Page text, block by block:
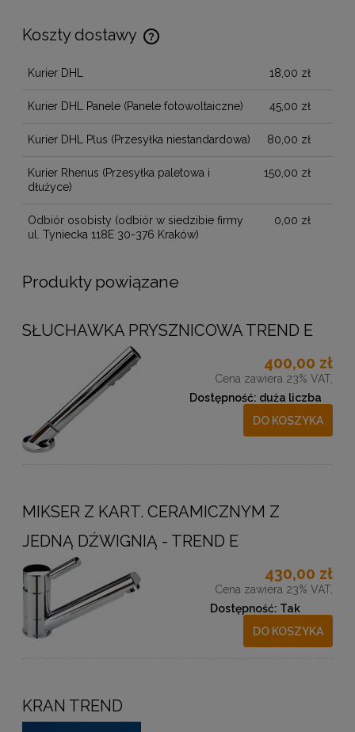
Koszty dostawy
Cena nie zawiera ewentualnych kosztów płatności
Kurier DHL 18,00 zł
Kurier DHL Panele (Panele fotowoltaiczne) 45,00 zł
Kurier DHL Plus (Przesyłka niestandardowa) 80,00 zł
Kurier Rhenus (Przesyłka paletowa i
dłużyce)
150,00 zł
Odbiór osobisty (odbiór w siedzibie firmy
ul. Tyniecka 118E 30-376 Kraków)
0,00 zł
Produkty powiązane
SŁUCHAWKA PRYSZNICOWA TREND E
400,00 zł
Cena zawiera 23% VAT,
Dostępność: duża liczba
DO KOSZYKA
MIKSER Z KART. CERAMICZNYM Z
JEDNĄ DŹWIGNIĄ - TREND E
430,00 zł
Cena zawiera 23% VAT,
Dostępność: Tak
DO KOSZYKA
KRAN TREND